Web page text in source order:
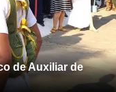
de Auxiliar de